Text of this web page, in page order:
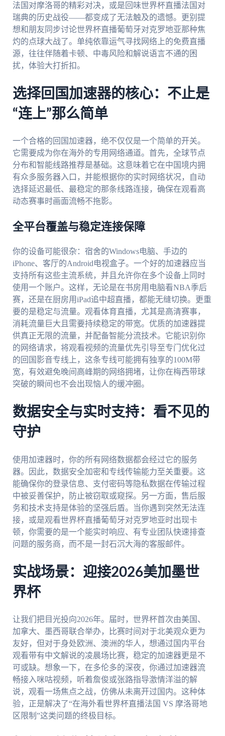
法国对摩洛哥的精彩对决，或是回味世界杯直播法国对
瑞典的历史战役——都变成了无法触及的遗憾。更别提
想和朋友同步讨论世界杯直播葡萄牙对克罗地亚那种焦
灼的点球大战了。单纯依靠运气寻找网络上的免费直播
源，往往伴随着卡顿、中毒风险和解说语言不通的困
扰，体验大打折扣。
选择回国加速器的核心：不止是
“连上”那么简单
一个合格的回国加速器，绝不仅仅是一个简单的开关。
它需要成为你在海外的专用网络通道。首先，全球节点
分布和智能线路推荐是基础。这意味着它在中国境内拥
有众多服务器入口，并能根据你的实时网络状况，自动
选择延迟最低、最稳定的那条线路连接，确保在观看高
动态赛事时画面流畅不拖影。
全平台覆盖与稳定连接保障
你的设备可能很杂：宿舍的Windows电脑、手边的
iPhone、客厅的Android电视盒子。一个好的加速器应当
支持所有这些主流系统，并且允许你在多个设备上同时
使用一个账户。这样，无论是在书房用电脑看NBA季后
赛，还是在厨房用iPad追中超直播，都能无缝切换。更重
要的是稳定与流量。观看体育直播，尤其是高清赛事，
消耗流量巨大且需要持续稳定的带宽。优质的加速器提
供真正无限的流量，并配备智能分流技术。它能识别你
的网络请求，将观看视频的流量优先引导至专门优化过
的回国影音专线上，这条专线可能拥有独享的100M带
宽，有效避免晚间高峰期的网络拥堵，让你在梅西带球
突破的瞬间也不会出现恼人的缓冲圈。
数据安全与实时支持：看不见的
守护
使用加速器时，你的所有网络数据都会经过它的服务
器。因此，数据安全加密和专线传输能力至关重要。这
能确保你的登录信息、支付密码等隐私数据在传输过程
中被妥善保护，防止被窃取或窥探。另一方面，售后服
务和技术支持是体验的坚强后盾。当你遇到突然无法连
接，或是观看世界杯直播葡萄牙对克罗地亚时出现卡
顿，你需要的是一个能实时响应、有专业团队快速排查
问题的服务商，而不是一封石沉大海的客服邮件。
实战场景：迎接2026美加墨世
界杯
让我们把目光投向2026年。届时，世界杯首次由美国、
加拿大、墨西哥联合举办，比赛时间对于北美观众更为
友好，但对于身处欧洲、澳洲的华人，想通过国内平台
观看带有中文解说的凌晨场比赛，稳定的加速器更是不
可或缺。想象一下，在多伦多的深夜，你通过加速器流
畅接入咪咕视频，听着詹俊或张路指导激情洋溢的解
说，观看一场焦点之战，仿佛从未离开过国内。这种体
验，正是解决了“在海外看世界杯直播法国 VS 摩洛哥地
区限制”这类问题的终极目标。